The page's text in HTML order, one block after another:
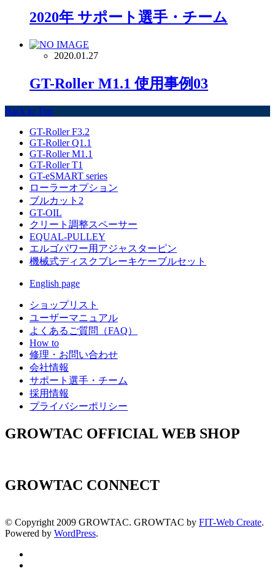
2020年 サポート選手・チーム
2020.01.27
GT-Roller M1.1 使用事例03
Back to Top
GT-Roller F3.2
GT-Roller Q1.1
GT-Roller M1.1
GT-Roller T1
GT-eSMART series
ローラーオプション
ブルカット2
GT-OIL
クリート調整スペーサー
EQUAL-PULLEY
エルゴパワー用アジャスターピン
機械式ディスクブレーキケーブルセット
English page
ショップリスト
ユーザーマニュアル
よくあるご質問（FAQ）
How to
修理・お問い合わせ
会社情報
サポート選手・チーム
採用情報
プライバシーポリシー
GROWTAC OFFICIAL WEB SHOP
GROWTAC CONNECT
© Copyright 2009 GROWTAC. GROWTAC by FIT-Web Create.
Powered by WordPress.